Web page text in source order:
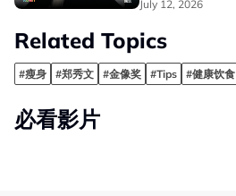
July 12, 2026
Related Topics
#瘦身 #郑秀文 #金像奖 #Tips #健康饮食
必看影片